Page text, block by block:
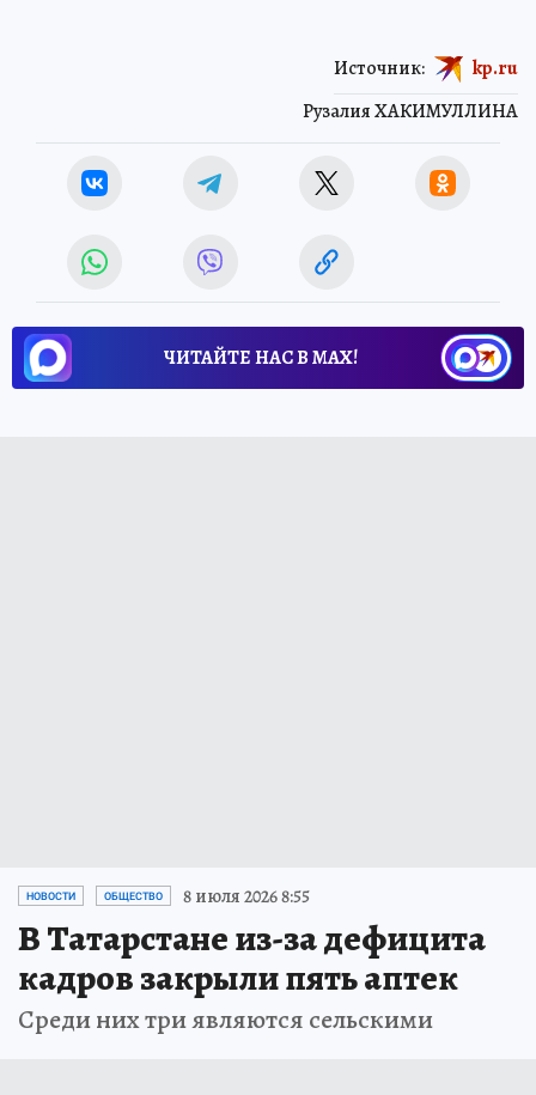
Рузалия ХАКИМУЛЛИНА
Источник: kp.ru
ЧИТАЙТЕ НАС В МАХ!
НОВОСТИ ОБЩЕСТВО 8 июля 2026 8:55
В Татарстане из-за дефицита
кадров закрыли пять аптек
Среди них три являются сельскими